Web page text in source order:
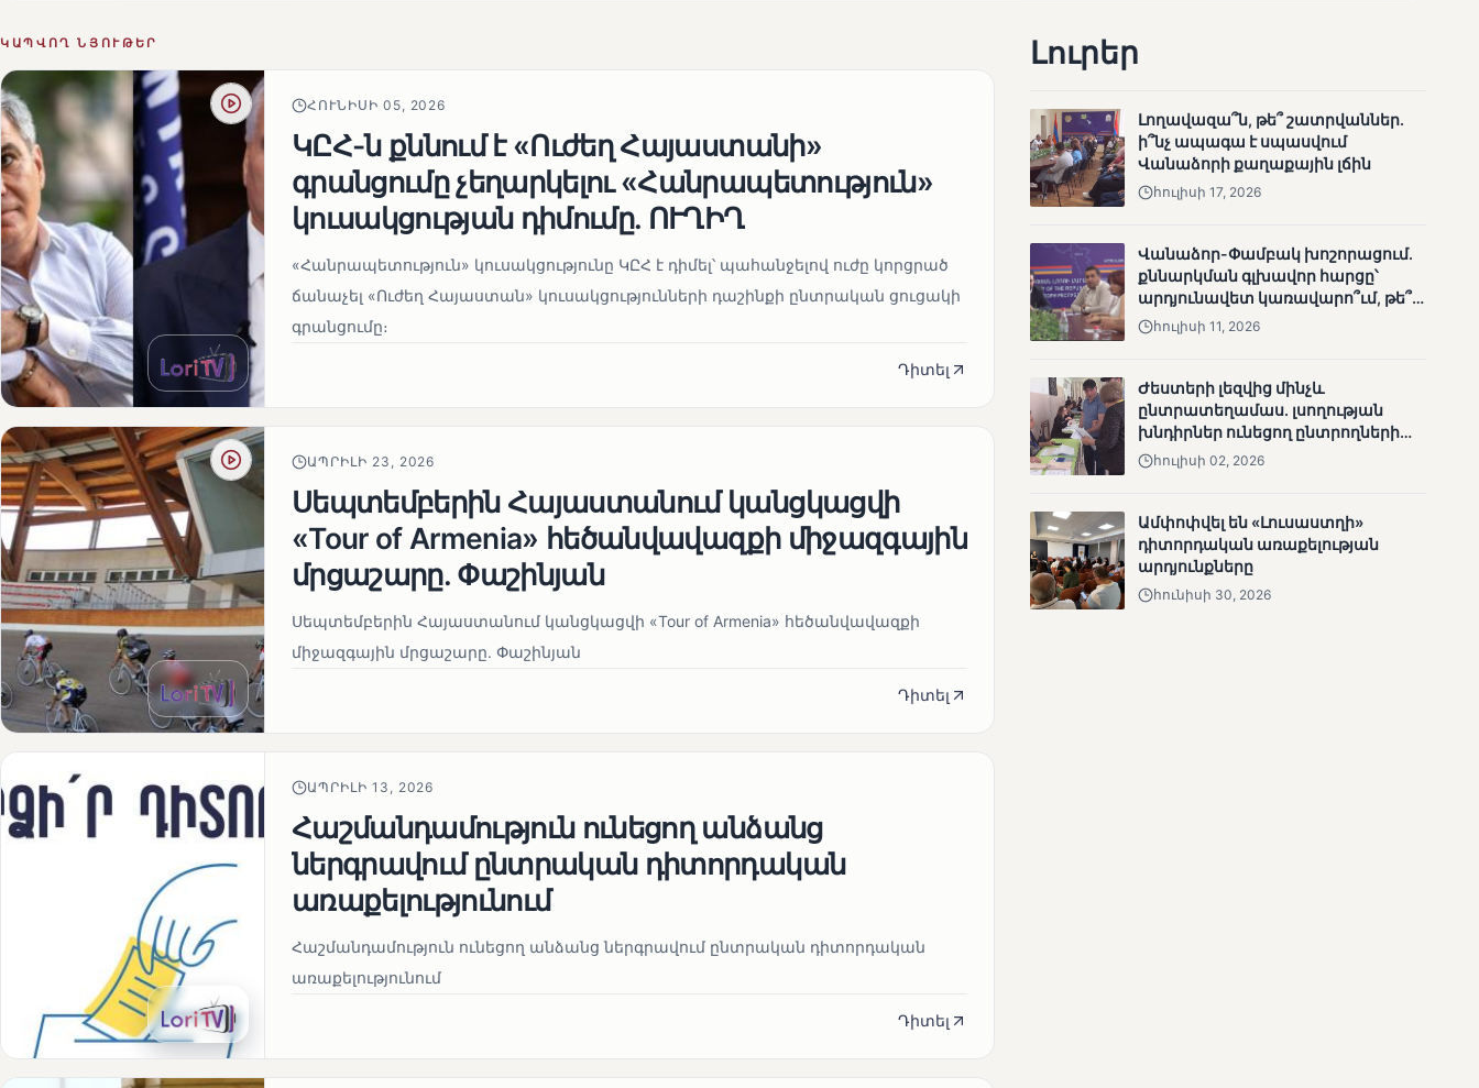
ՄՈՒՆԵՏԻԿ
Մատչելի
ընտրություններ.
ձեռքբերումներ և
ՄՈՒՆԵՏԻԿ
Ամփոփվել են 2005
տեղամասերի
ԿԱՊՎՈՂ ՆՅՈՒԹԵՐ
ՀՈՒՆԻՍԻ 05, 2026
ԿԸՀ-ն քննում է «Ուժեղ Հայաստանի»
գրանցումը չեղարկելու «Հանրապետություն»
կուսակցության դիմումը. ՈՒՂԻՂ
«Հանրապետություն» կուսակցությունը ԿԸՀ է դիմել՝ պահանջելով ուժը կորցրած
ճանաչել «Ուժեղ Հայաստան» կուսակցությունների դաշինքի ընտրական ցուցակի
գրանցումը։
Դիտել
ԱՊՐԻԼԻ 23, 2026
Սեպտեմբերին Հայաստանում կանցկացվի
«Tour of Armenia» հեծանվավազքի միջազգային
մրցաշարը. Փաշինյան
Սեպտեմբերին Հայաստանում կանցկացվի «Tour of Armenia» հեծանվավազքի
միջազգային մրցաշարը. Փաշինյան
Դիտել
ԱՊՐԻԼԻ 13, 2026
Հաշմանդամություն ունեցող անձանց
ներգրավում ընտրական դիտորդական
առաքելությունում
Հաշմանդամություն ունեցող անձանց ներգրավում ընտրական դիտորդական
առաքելությունում
Դիտել
Լուրեր
Լողավազա՞ն, թե՞ շատրվաններ.
ի՞նչ ապագա է սպասվում
Վանաձորի քաղաքային լճին
հուլիսի 17, 2026
Վանաձոր-Փամբակ խոշորացում.
քննարկման գլխավոր հարցը՝
արդյունավետ կառավարո՞ւմ, թե՞
քաղաքական նպատակ
հուլիսի 11, 2026
Ժեստերի լեզվից մինչև
ընտրատեղամաս. լսողության
խնդիրներ ունեցող ընտրողների
ճանապարհը
հուլիսի 02, 2026
Ամփոփվել են «Լուսաստղի»
դիտորդական առաքելության
արդյունքները
հունիսի 30, 2026